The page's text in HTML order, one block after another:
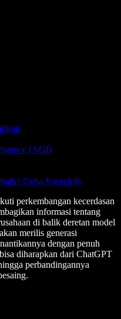
(AGI)
Coba Speechify
perkembangan kecerdasan
informasi tentang
di balik deretan model
merilis generasi
dengan penuh
diharapkan dari ChatGPT
perbandingannya